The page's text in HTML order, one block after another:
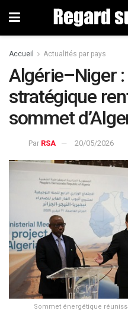
Accueil Actualités par pays
Algérie–Niger
stratégique
sommet
Par RSA 20/05/2026
Sommet énergétique